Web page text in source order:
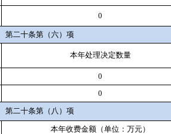
0
第二十条第（六）项
本年处理决定数量
0
0
第二十条第（八）项
本年收费金额（单位：万元）